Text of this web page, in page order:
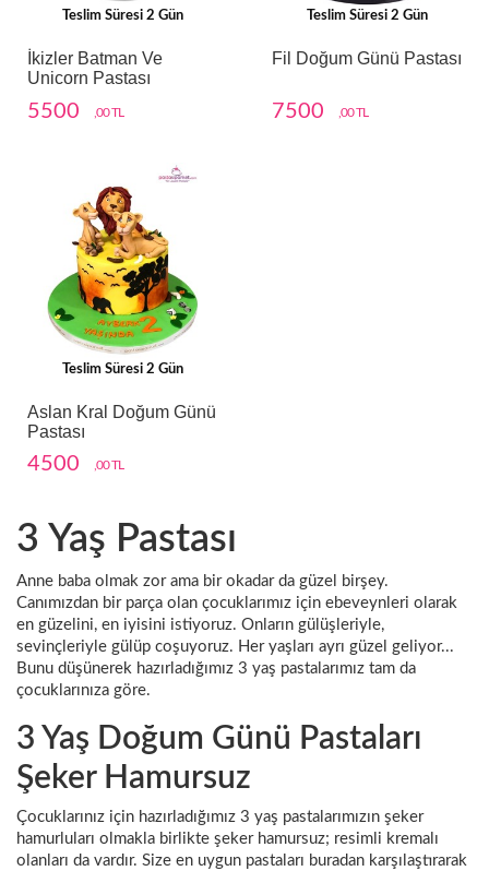
Teslim Süresi 2 Gün
İkizler Batman Ve
Unicorn Pastası
5500 ,00 TL
Teslim Süresi 2 Gün
Fil Doğum Günü Pastası
7500 ,00 TL
Teslim Süresi 2 Gün
Aslan Kral Doğum Günü
Pastası
4500 ,00 TL
3 Yaş Pastası
Anne baba olmak zor ama bir okadar da güzel birşey.
Canımızdan bir parça olan çocuklarımız için ebeveynleri olarak
en güzelini, en iyisini istiyoruz. Onların gülüşleriyle,
sevinçleriyle gülüp coşuyoruz. Her yaşları ayrı güzel geliyor...
Bunu düşünerek hazırladığımız 3 yaş pastalarımız tam da
çocuklarınıza göre.
3 Yaş Doğum Günü Pastaları
Şeker Hamursuz
Çocuklarınız için hazırladığımız 3 yaş pastalarımızın şeker
hamurluları olmakla birlikte şeker hamursuz; resimli kremalı
olanları da vardır. Size en uygun pastaları buradan karşılaştırarak